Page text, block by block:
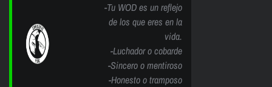
-Tu WOD es un reflejo
de los que eres en la
vida.
-Luchador o cobarde
-Sincero o mentiroso
-Honesto o tramposo